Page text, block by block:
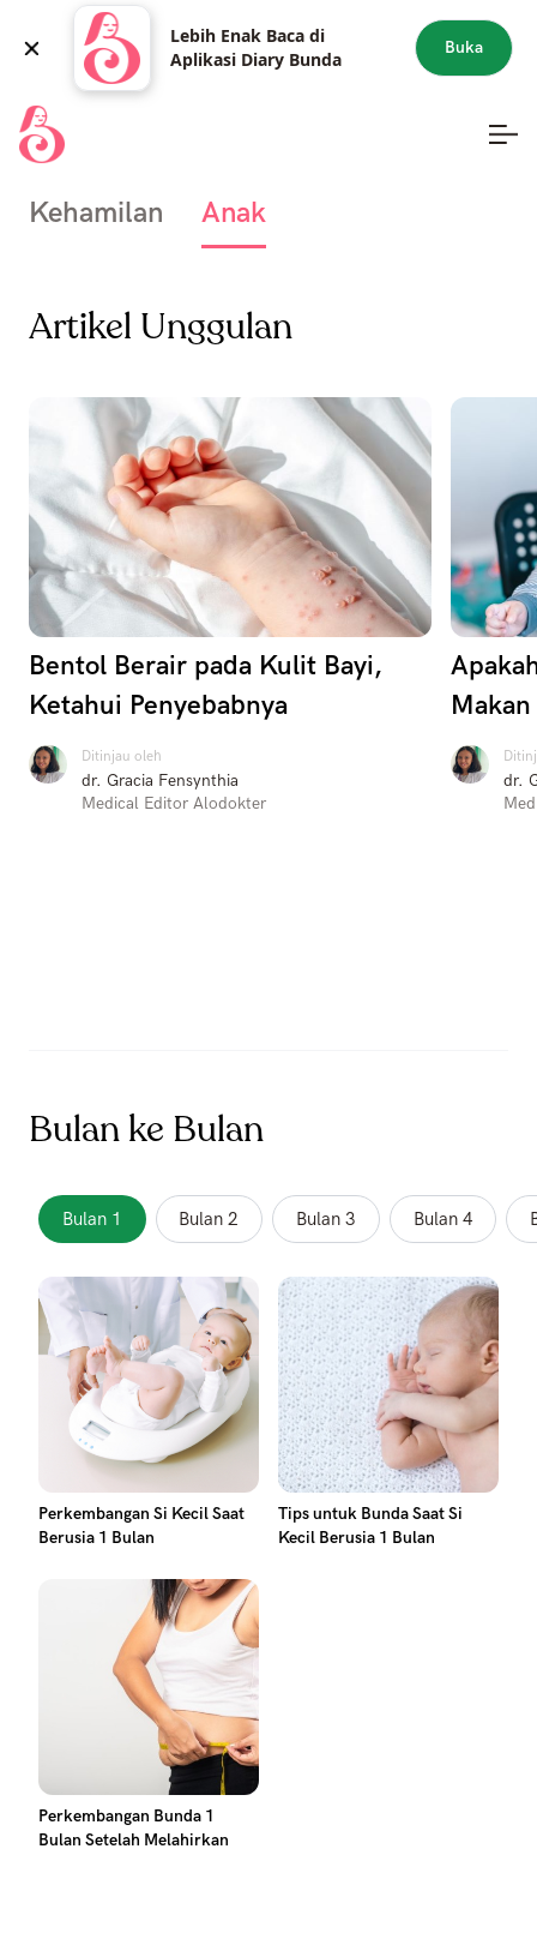
Lebih Enak Baca di
Aplikasi Diary Bunda
Buka
Kehamilan Anak
Artikel Unggulan
Bentol Berair pada Kulit Bayi,
Ketahui Penyebabnya
Ditinjau oleh
dr. Gracia Fensynthia
Medical Editor Alodokter
Makan
dr.
Bulan ke Bulan
Bulan 1 Bulan 2 Bulan 3 Bulan 4
Perkembangan Si Kecil Saat
Berusia 1 Bulan
Tips untuk Bunda Saat Si
Kecil Berusia 1 Bulan
Perkembangan Bunda 1
Bulan Setelah Melahirkan